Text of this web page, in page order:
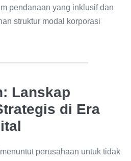
pendanaan yang inklusif dan
struktur modal korporasi
Lanskap
di Era
perusahaan untuk tidak